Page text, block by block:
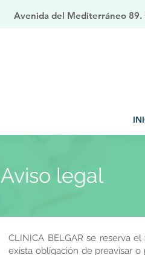
Avenida del Mediterráneo 89.
Aviso legal
CLINICA BELGAR se reserva
exista obligación de preavisar